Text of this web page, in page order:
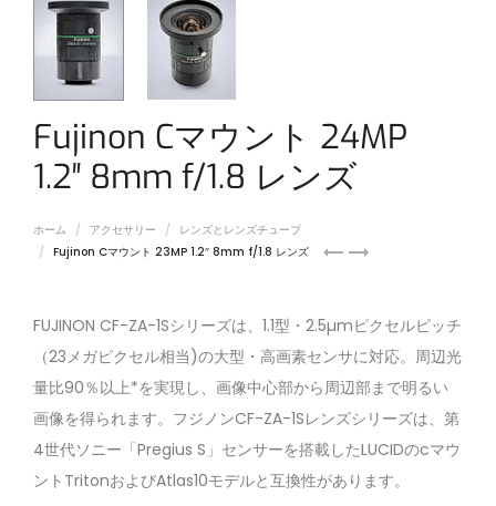
Fujinon Cマウント 24MP
1.2″ 8mm f/1.8 レンズ
ホーム アクセサリー
レンズとレンズチューブ
Fujinon Cマウント 23MP 1.2″ 8mm f/1.8 レンズ
Fujinon
ウ
ン
ト
5MP
16mm
f/1.6
レ
Fujinon
ウ
ト
23MP
12mm
f/1.8
レ
FUJINON CF-ZA-1Sシリーズは、1.1型・2.5µmピクセルピッチ
（23メガピクセル相当)の大型・高画素センサに対応。周辺光
量比90％以上*を実現し、画像中心部から周辺部まで明るい
画像を得られます。フジノンCF-ZA-1Sレンズシリーズは、第
4世代ソニー「Pregius S」センサーを搭載したLUCIDのcマウ
ントTritonおよびAtlas10モデルと互換性があります。